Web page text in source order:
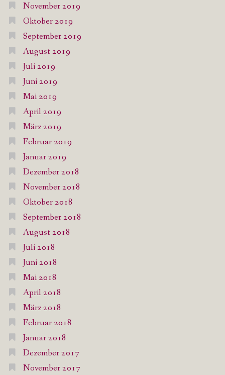
November 2019
Oktober 2019
September 2019
August 2019
Juli 2019
Juni 2019
Mai 2019
April 2019
März 2019
Februar 2019
Januar 2019
Dezember 2018
November 2018
Oktober 2018
September 2018
August 2018
Juli 2018
Juni 2018
Mai 2018
April 2018
März 2018
Februar 2018
Januar 2018
Dezember 2017
November 2017